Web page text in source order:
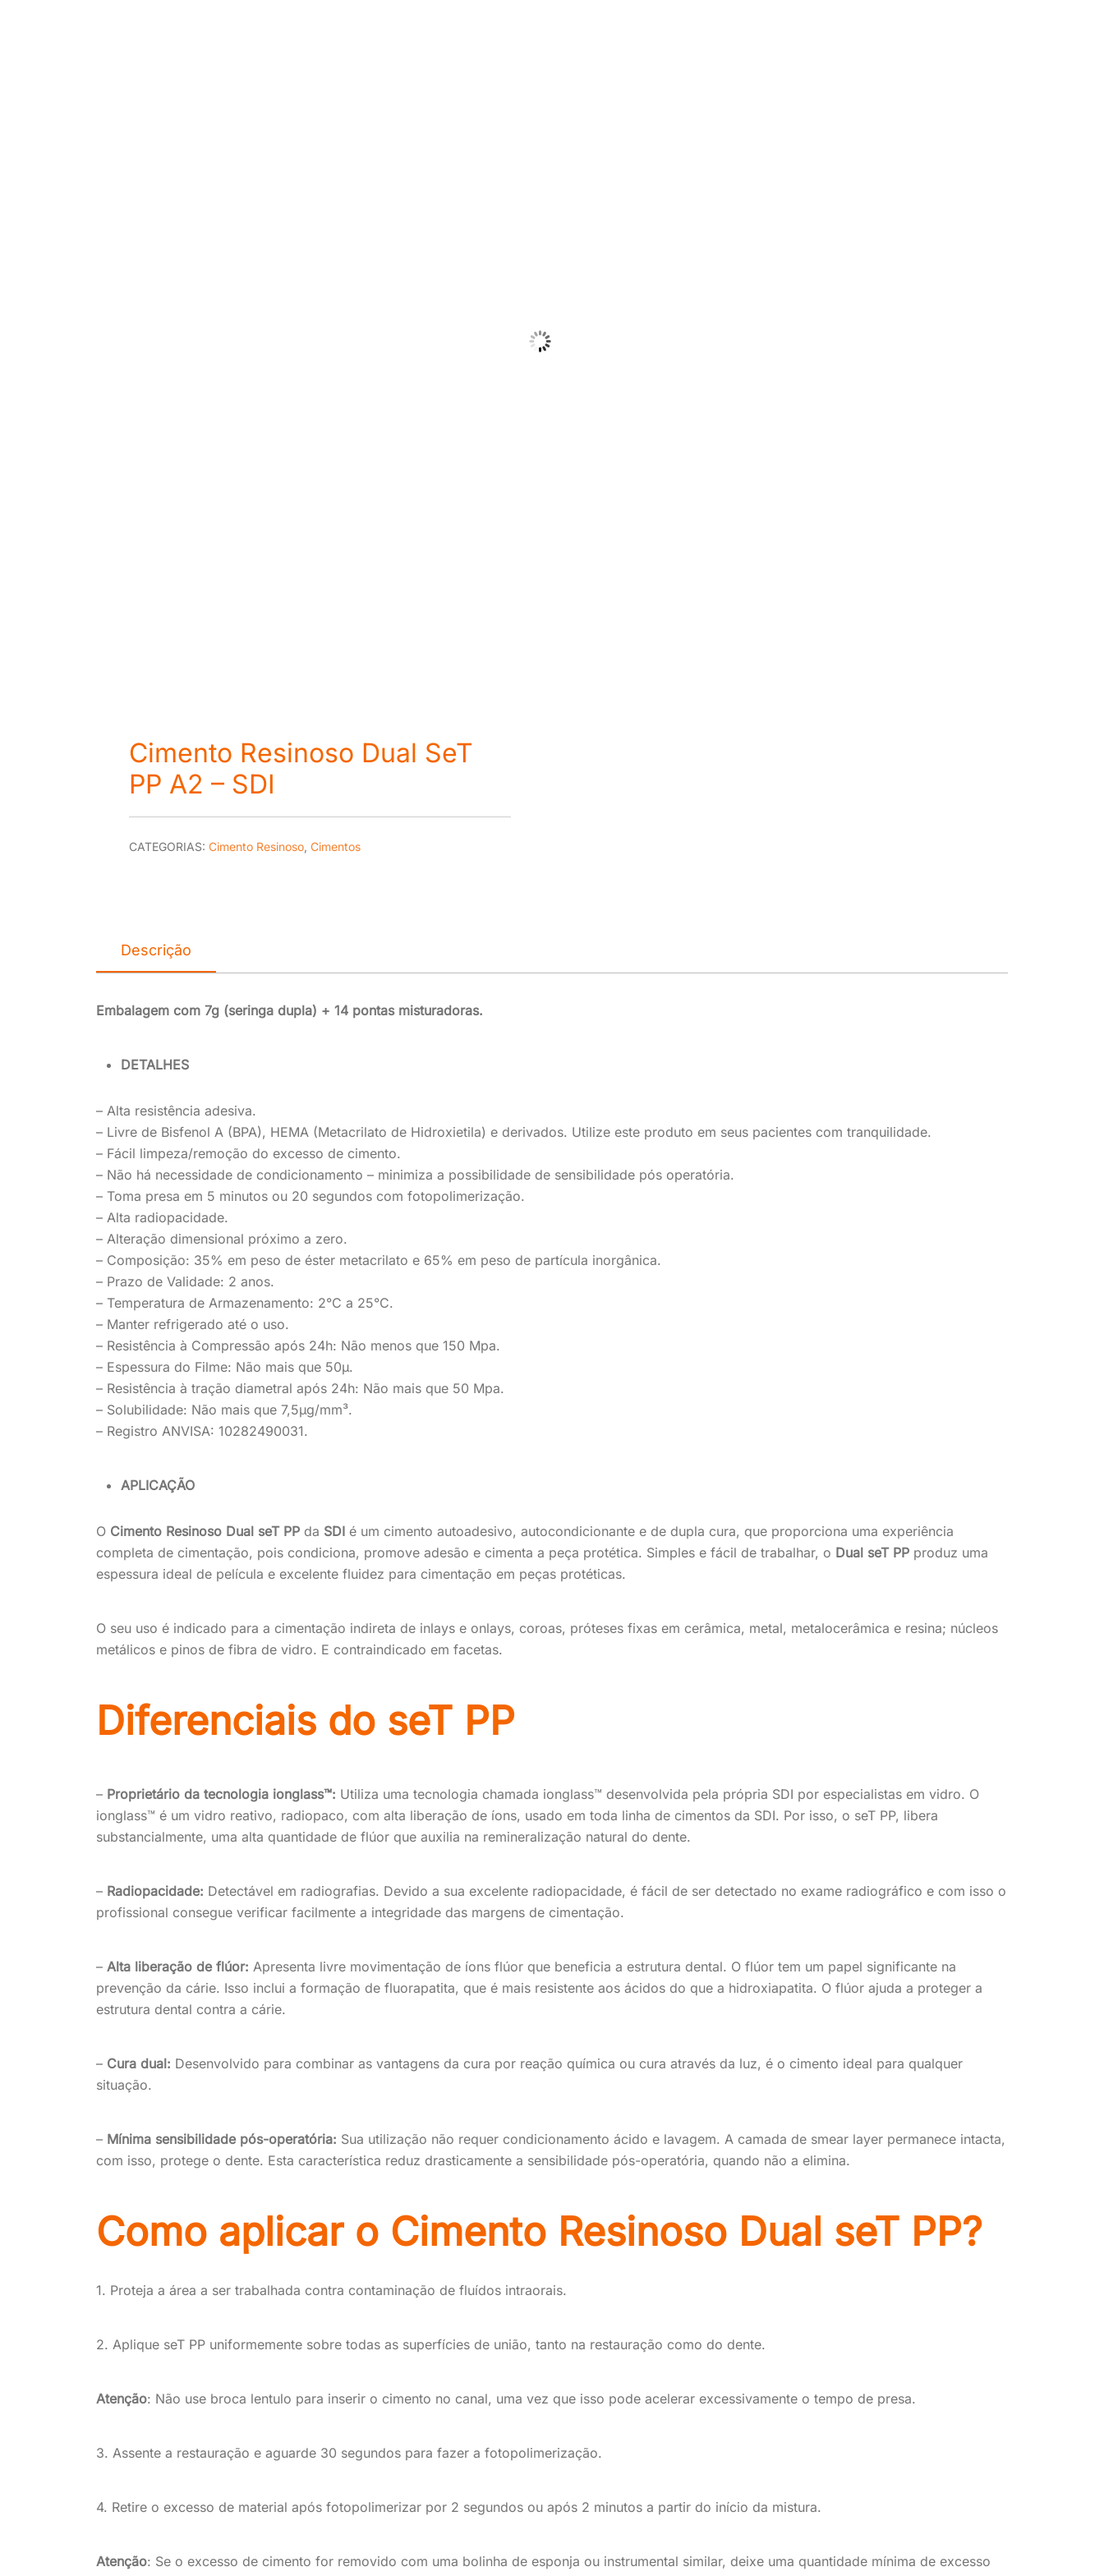
Cimento Resinoso Dual SeT
PP A2 – SDI
CATEGORIAS: Cimento Resinoso Cimentos
Descrição
Embalagem com 7g (seringa dupla) + 14 pontas misturadoras.
DETALHES
– Alta resistência adesiva.
– Livre de Bisfenol A (BPA), HEMA (Metacrilato de Hidroxietila) e derivados. Utilize este produto em seus pacientes com tranquilidade.
– Fácil limpeza/remoção do excesso de cimento.
– Não há necessidade de condicionamento – minimiza a possibilidade de sensibilidade pós operatória.
– Toma presa em 5 minutos ou 20 segundos com fotopolimerização.
– Alta radiopacidade.
– Alteração dimensional próximo a zero.
– Composição: 35% em peso de éster metacrilato e 65% em peso de partícula inorgânica.
– Prazo de Validade: 2 anos.
– Temperatura de Armazenamento: 2°C a 25°C.
– Manter refrigerado até o uso.
– Resistência à Compressão após 24h: Não menos que 150 Mpa.
– Espessura do Filme: Não mais que 50µ.
– Resistência à tração diametral após 24h: Não mais que 50 Mpa.
– Solubilidade: Não mais que 7,5µg/mm³.
– Registro ANVISA: 10282490031.
APLICAÇÃO
O Cimento Resinoso Dual seT PP da SDI é um cimento autoadesivo, autocondicionante e de dupla cura, que proporciona uma experiência
completa de cimentação, pois condiciona, promove adesão e cimenta a peça protética. Simples e fácil de trabalhar, o Dual seT PP produz uma
espessura ideal de película e excelente fluidez para cimentação em peças protéticas.
O seu uso é indicado para a cimentação indireta de inlays e onlays, coroas, próteses fixas em cerâmica, metal, metalocerâmica e resina; núcleos
metálicos e pinos de fibra de vidro. E contraindicado em facetas.
Diferenciais do seT PP
– Proprietário da tecnologia ionglass™: Utiliza uma tecnologia chamada ionglass™ desenvolvida pela própria SDI por especialistas em vidro. O
ionglass™ é um vidro reativo, radiopaco, com alta liberação de íons, usado em toda linha de cimentos da SDI. Por isso, o seT PP, libera
substancialmente, uma alta quantidade de flúor que auxilia na remineralização natural do dente.
– Radiopacidade: Detectável em radiografias. Devido a sua excelente radiopacidade, é fácil de ser detectado no exame radiográfico e com isso o
profissional consegue verificar facilmente a integridade das margens de cimentação.
– Alta liberação de flúor: Apresenta livre movimentação de íons flúor que beneficia a estrutura dental. O flúor tem um papel significante na
prevenção da cárie. Isso inclui a formação de fluorapatita, que é mais resistente aos ácidos do que a hidroxiapatita. O flúor ajuda a proteger a
estrutura dental contra a cárie.
– Cura dual: Desenvolvido para combinar as vantagens da cura por reação química ou cura através da luz, é o cimento ideal para qualquer
situação.
– Mínima sensibilidade pós-operatória: Sua utilização não requer condicionamento ácido e lavagem. A camada de smear layer permanece intacta,
com isso, protege o dente. Esta característica reduz drasticamente a sensibilidade pós-operatória, quando não a elimina.
Como aplicar o Cimento Resinoso Dual seT PP?
1. Proteja a área a ser trabalhada contra contaminação de fluídos intraorais.
2. Aplique seT PP uniformemente sobre todas as superfícies de união, tanto na restauração como do dente.
Atenção: Não use broca lentulo para inserir o cimento no canal, uma vez que isso pode acelerar excessivamente o tempo de presa.
3. Assente a restauração e aguarde 30 segundos para fazer a fotopolimerização.
4. Retire o excesso de material após fotopolimerizar por 2 segundos ou após 2 minutos a partir do início da mistura.
Atenção: Se o excesso de cimento for removido com uma bolinha de esponja ou instrumental similar, deixe uma quantidade mínima de excesso